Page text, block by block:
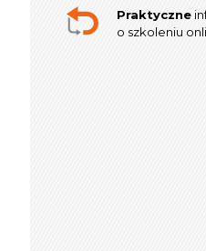
Praktyczne
o szkoleniu